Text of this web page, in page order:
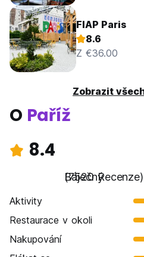
FIAP Paris
8.6
Z €36.00
Zobrazit
O Paříž
8.4
Báječný
(7520 Recenze)
Aktivity
Restaurace v okoli
Nakupování